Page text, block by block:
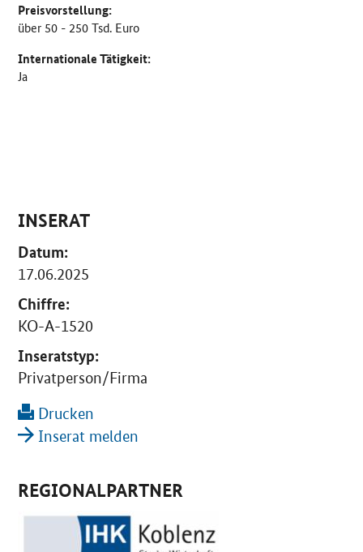
Preisvorstellung:
über 50 - 250 Tsd. Euro
Internationale Tätigkeit:
Ja
INSERAT
Datum:
17.06.2025
Chiffre:
KO-A-1520
Inseratstyp:
Privatperson/Firma
Drucken
Inserat melden
REGIONALPARTNER